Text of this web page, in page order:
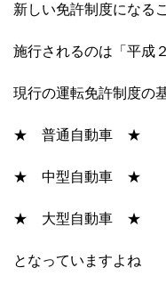
新しい免許制度になる
施行されるのは「平成
現行の運転免許制度の
★ 普通自動車 ★
★ 中型自動車 ★
★ 大型自動車 ★
となっていますよね